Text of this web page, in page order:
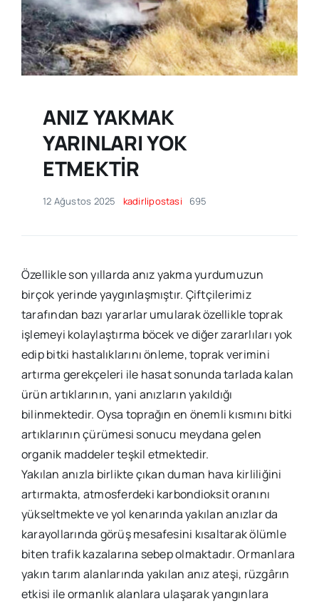
ANIZ YAKMAK
YARINLARI YOK
ETMEKTİR
12 Ağustos 2025 kadirlipostasi 695
Özellikle son yıllarda anız yakma yurdumuzun
birçok yerinde yaygınlaşmıştır. Çiftçilerimiz
tarafından bazı yararlar umularak özellikle toprak
işlemeyi kolaylaştırma böcek ve diğer zararlıları yok
edip bitki hastalıklarını önleme, toprak verimini
artırma gerekçeleri ile hasat sonunda tarlada kalan
ürün artıklarının, yani anızların yakıldığı
bilinmektedir. Oysa toprağın en önemli kısmını bitki
artıklarının çürümesi sonucu meydana gelen
organik maddeler teşkil etmektedir.
Yakılan anızla birlikte çıkan duman hava kirliliğini
artırmakta, atmosferdeki karbondioksit oranını
yükseltmekte ve yol kenarında yakılan anızlar da
karayollarında görüş mesafesini kısaltarak ölümle
biten trafik kazalarına sebep olmaktadır. Ormanlara
yakın tarım alanlarında yakılan anız ateşi, rüzgârın
etkisi ile ormanlık alanlara ulaşarak yangınlara